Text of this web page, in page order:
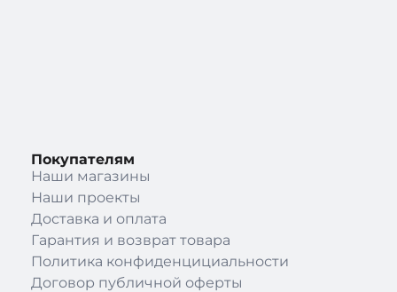
Покупателям
Наши магазины
Наши проекты
Доставка и оплата
Гарантия и возврат товара
Политика конфиденцициальности
Договор публичной оферты